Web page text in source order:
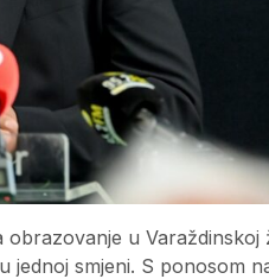
u Varaždinskoj
smjeni. S ponosom